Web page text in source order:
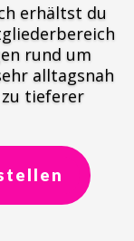
erhältst du
rund um
alltagsnah
zu tieferer